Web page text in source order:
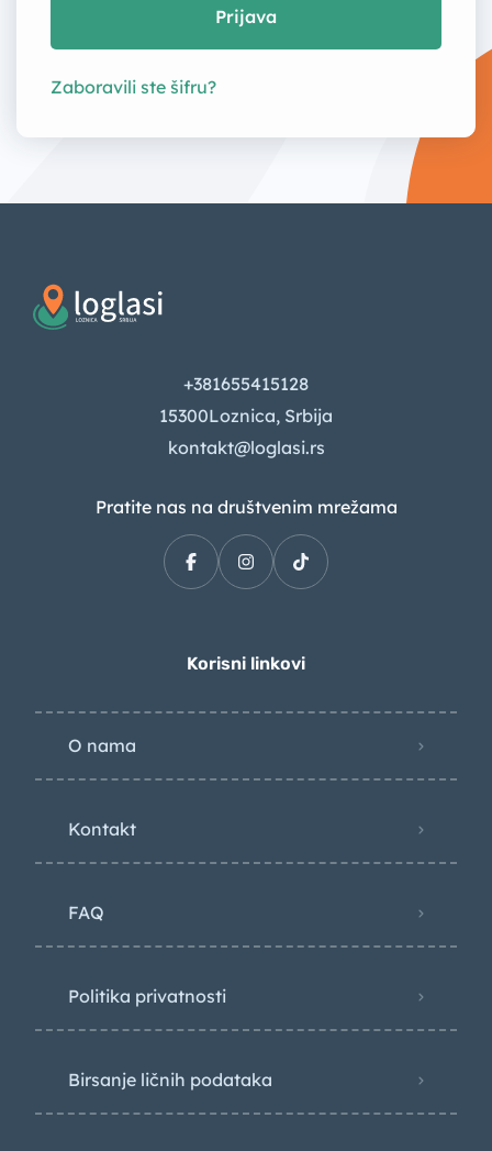
Prijava
Zaboravili ste šifru?
+381655415128
15300Loznica, Srbija
kontakt@loglasi.rs
Pratite nas na društvenim mrežama
Korisni linkovi
O nama
Kontakt
FAQ
Politika privatnosti
Birsanje ličnih podataka